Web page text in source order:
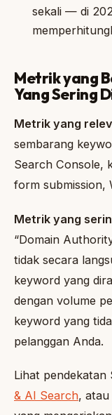
sekali — di
Metrik yang
Yang Sering
Metrik yang
sembarang
Search Console,
form submission,
Metrik yang
“Domain
tidak secara
keyword yang
dengan volume
keyword yang
pelanggan Anda.
Lihat pendekatan
& AI Search,